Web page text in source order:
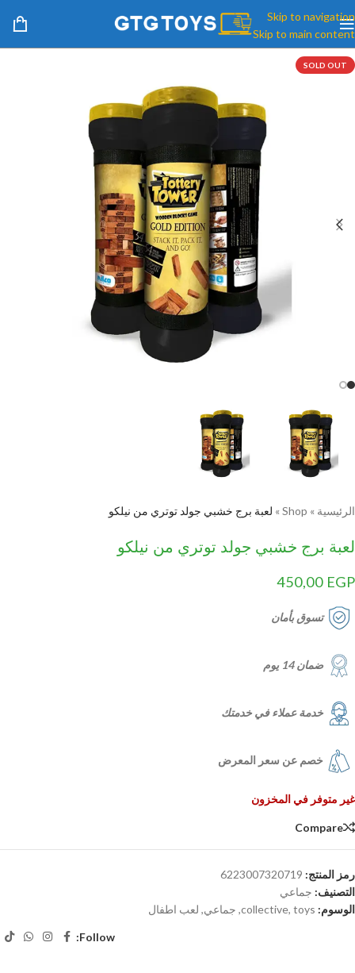
Skip to navigation
Skip to main content
SOLD OUT
الرئيسية »
Shop
» لعبة برج خشبي جولد توتري من نيلكو
لعبة برج خشبي جولد توتري من نيلكو
450,00 EGP
تسوق بأمان
ضمان 14 يوم
خدمة عملاء في خدمتك
خصم عن سعر المعرض
غير متوفر في المخزون
Compare
رمز المنتج: 6223007320719
التصنيف: جماعي
الوسوم:
collective, toys
, جماعي, لعب اطفال
Follow: